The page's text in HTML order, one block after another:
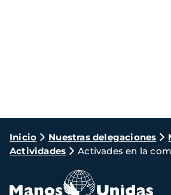
Ruta
de
navegación
Inicio Nuestras delegaciones
Actividades
Activades en la